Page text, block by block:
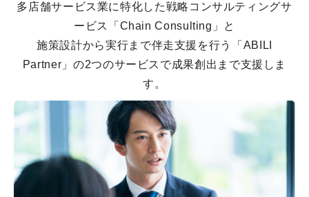
多店舗サービス業に特化した戦略コンサルティングサ
ービス「Chain Consulting」と
施策設計から実行まで伴走支援を行う「ABILI
Partner」の2つのサービスで成果創出まで支援しま
す。